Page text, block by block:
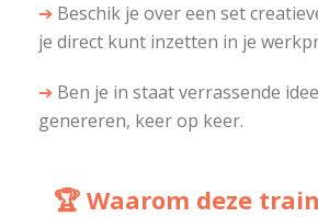
➔ Beschik je over een set
je direct kunt inzetten in je
➔ Ben je in staat verrassende
genereren, keer op keer.
🏆Waarom deze